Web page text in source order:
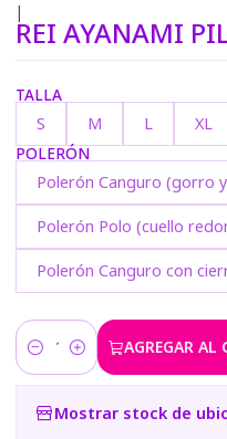
|
REI AYANAMI
TALLA
S
M L XL
POLERÓN
Polerón Canguro (gorro
Polerón Polo (cuello
Polerón Canguro con
Cantidad
AGREGAR AL
Mostrar stock de